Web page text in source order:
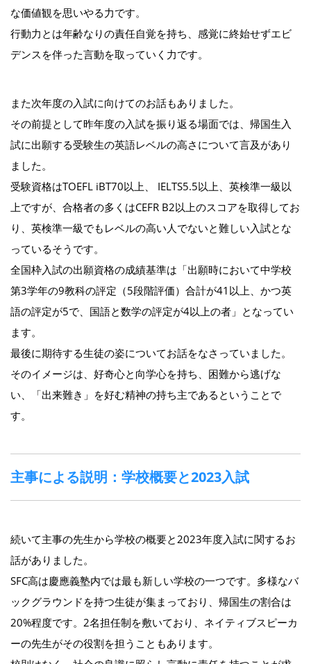
な価値観を思いやる力です。
行動力とは年齢なりの責任自覚を持ち、感覚に終始せずエビ
デンスを伴った言動を取っていく力です。
また次年度の入試に向けてのお話もありました。
その前提として昨年度の入試を振り返る場面では、帰国生入
試に出願する受験生の英語レベルの高さについて言及があり
ました。
受験資格はTOEFL iBT70以上、 IELTS5.5以上、英検準一級以
上ですが、合格者の多くはCEFR B2以上のスコアを取得してお
り、英検準一級でもレベルの高い人でないと難しい入試とな
っているそうです。
全国枠入試の出願資格の成績基準は「出願時において中学校
第3学年の9教科の評定（5段階評価）合計が41以上、かつ英
語の評定が5で、国語と数学の評定が4以上の者」となってい
ます。
最後に期待する生徒の姿についてお話をなさっていました。
そのイメージは、好奇心と向学心を持ち、困難から逃げな
い、「出来難き」を好む精神の持ち主であるということで
す。
主事による説明：学校概要と2023入試
続いて主事の先生から学校の概要と2023年度入試に関するお
話がありました。
SFC高は慶應義塾内では最も新しい学校の一つです。多様なバ
ックグラウンドを持つ生徒が集まっており、帰国生の割合は
20%程度です。2名担任制を敷いており、ネイティブスピーカ
ーの先生がその役割を担うこともあります。